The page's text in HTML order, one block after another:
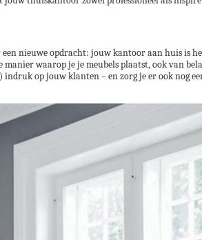
nieuwe opdracht: jouw kantoor aan huis is
waarop je je meubels plaatst, ook van
op jouw klanten – en zorg je er ook nog